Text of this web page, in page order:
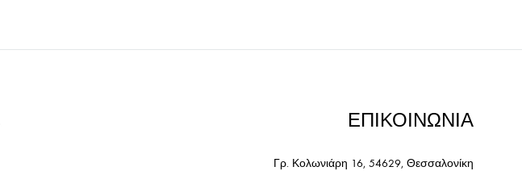
ΕΠΙΚΟΙΝΩΝΙΑ
Γρ. Κολωνιάρη 16, 54629, Θεσσαλονίκη